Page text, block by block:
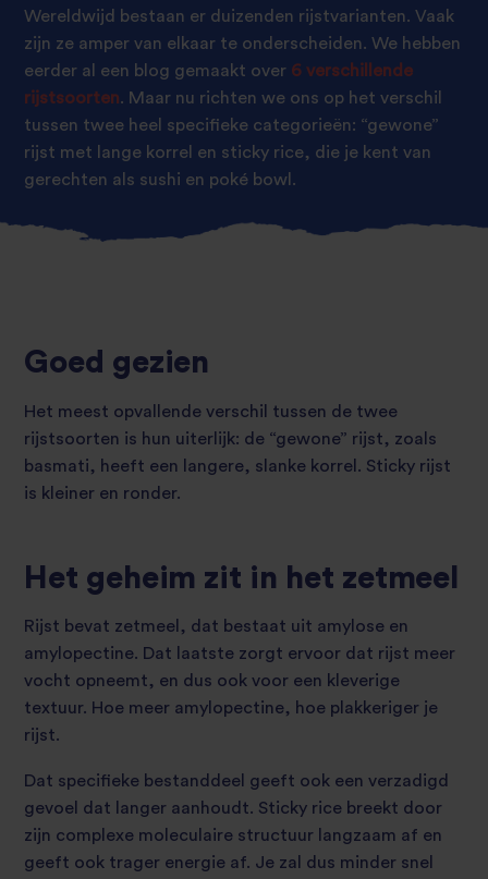
Wereldwijd bestaan er duizenden rijstvarianten. Vaak
zijn ze amper van elkaar te onderscheiden. We hebben
eerder al een blog gemaakt over 6 verschillende
rijstsoorten. Maar nu richten we ons op het verschil
tussen twee heel specifieke categorieën: “gewone”
rijst met lange korrel en sticky rice, die je kent van
gerechten als sushi en poké bowl.
Goed gezien
Het meest opvallende verschil tussen de twee
rijstsoorten is hun uiterlijk: de “gewone” rijst, zoals
basmati, heeft een langere, slanke korrel. Sticky rijst
is kleiner en ronder.
Het geheim zit in het zetmeel
Rijst bevat zetmeel, dat bestaat uit amylose en
amylopectine. Dat laatste zorgt ervoor dat rijst meer
vocht opneemt, en dus ook voor een kleverige
textuur. Hoe meer amylopectine, hoe plakkeriger je
rijst.
Dat specifieke bestanddeel geeft ook een verzadigd
gevoel dat langer aanhoudt. Sticky rice breekt door
zijn complexe moleculaire structuur langzaam af en
geeft ook trager energie af. Je zal dus minder snel